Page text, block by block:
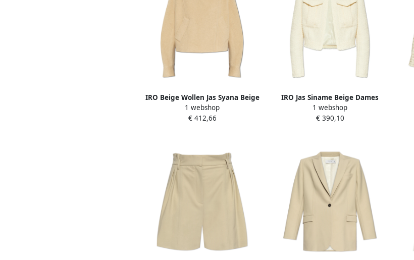
IRO Beige Wollen Jas Syana Beige
Dames
1 webshop
€ 412,66
IRO Jas Siname Beige Dames
1 webshop
€ 390,10